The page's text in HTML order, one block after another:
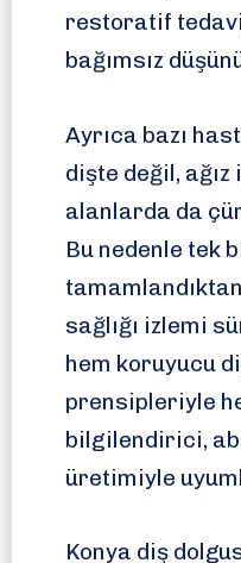
restoratif
bağımsız
Ayrıca bazı
dişte değil,
alanlarda da
Bu nedenle tek
sağlığı izlemi
hem koruyucu
prensipleriyle
bilgilendirici,
üretimiyle
Konya diş